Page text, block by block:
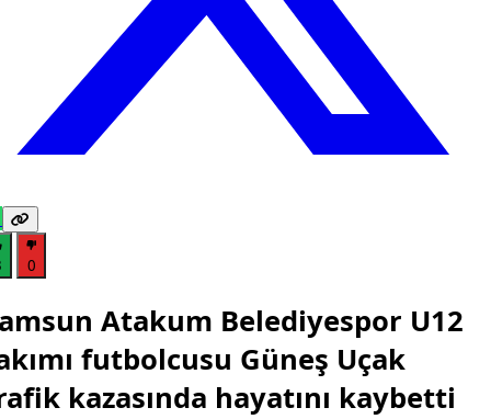
0
Atakum Belediyespor U12
futbolcusu Güneş Uçak
kazasında hayatını kaybetti